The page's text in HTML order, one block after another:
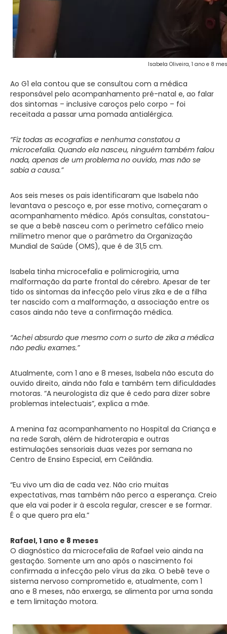
Isabela Oliveira, 1 ano e 8
Ao G1 ela contou que se consultou com a médica
responsável pelo acompanhamento pré-natal e, ao falar
dos sintomas – inclusive caroços pelo corpo – foi
receitada a passar uma pomada antialérgica.
“Fiz todas as ecografias e nenhuma constatou a
microcefalia. Quando ela nasceu, ninguém também falou
nada, apenas de um problema no ouvido, mas não se
sabia a causa.”
Aos seis meses os pais identificaram que Isabela não
levantava o pescoço e, por esse motivo, começaram o
acompanhamento médico. Após consultas, constatou-
se que a bebê nasceu com o perímetro cefálico meio
milímetro menor que o parâmetro da Organização
Mundial de Saúde (OMS), que é de 31,5 cm.
Isabela tinha microcefalia e polimicrogiria, uma
malformação da parte frontal do cérebro. Apesar de ter
tido os sintomas da infecção pelo vírus zika e de a filha
ter nascido com a malformação, a associação entre os
casos ainda não teve a confirmação médica.
“Achei absurdo que mesmo com o surto de zika a médica
não pediu exames.”
Atualmente, com 1 ano e 8 meses, Isabela não escuta do
ouvido direito, ainda não fala e também tem dificuldades
motoras. “A neurologista diz que é cedo para dizer sobre
problemas intelectuais”, explica a mãe.
A menina faz acompanhamento no Hospital da Criança e
na rede Sarah, além de hidroterapia e outras
estimulações sensoriais duas vezes por semana no
Centro de Ensino Especial, em Ceilândia.
“Eu vivo um dia de cada vez. Não crio muitas
expectativas, mas também não perco a esperança. Creio
que ela vai poder ir à escola regular, crescer e se formar.
É o que quero pra ela.”
Rafael, 1 ano e 8 meses
O diagnóstico da microcefalia de Rafael veio ainda na
gestação. Somente um ano após o nascimento foi
confirmada a infecção pelo vírus da zika. O bebê teve o
sistema nervoso comprometido e, atualmente, com 1
ano e 8 meses, não enxerga, se alimenta por uma sonda
e tem limitação motora.